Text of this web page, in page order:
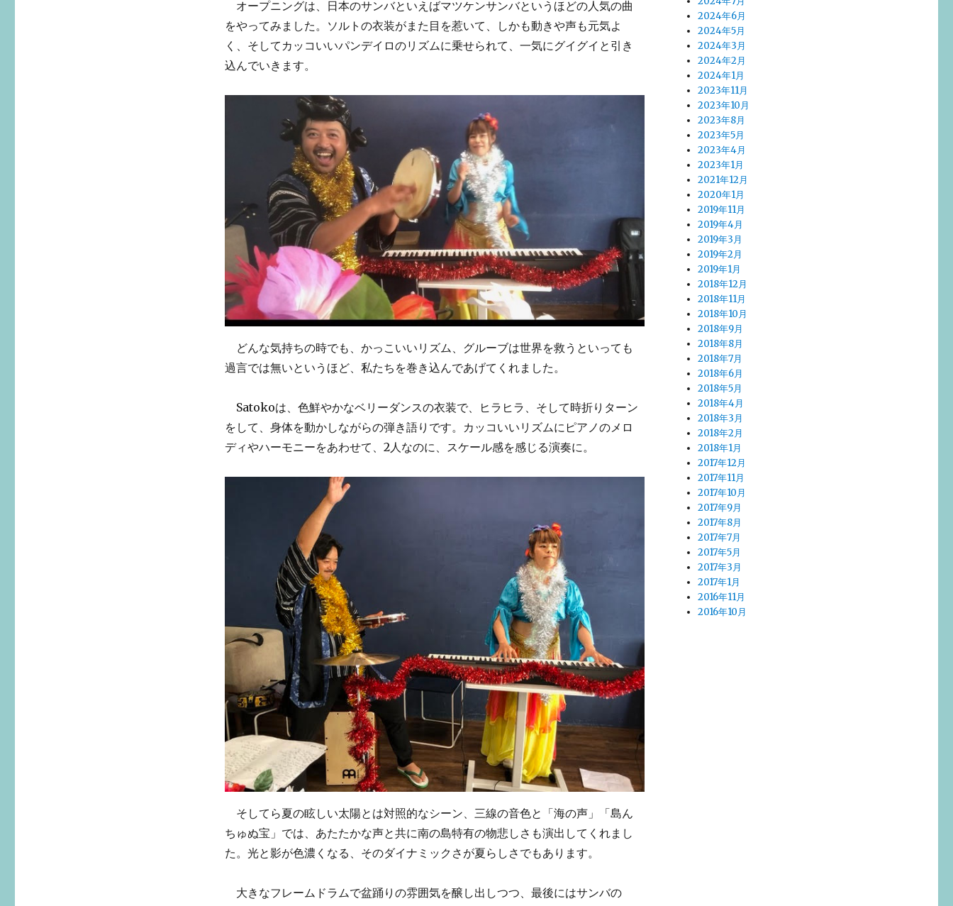
オープニングは、日本のサンバといえばマツケンサンバというほどの人気の曲
をやってみました。ソルトの衣装がまた目を惹いて、しかも動きや声も元気よ
く、そしてカッコいいパンデイロのリズムに乗せられて、一気にグイグイと引き
込んでいきます。
どんな気持ちの時でも、かっこいいリズム、グルーブは世界を救うといっても
過言では無いというほど、私たちを巻き込んであげてくれました。
Satokoは、色鮮やかなベリーダンスの衣装で、ヒラヒラ、そして時折りターン
をして、身体を動かしながらの弾き語りです。カッコいいリズムにピアノのメロ
ディやハーモニーをあわせて、2人なのに、スケール感を感じる演奏に。
そしてら夏の眩しい太陽とは対照的なシーン、三線の音色と「海の声」「島ん
ちゅぬ宝」では、あたたかな声と共に南の島特有の物悲しさも演出してくれまし
た。光と影が色濃くなる、そのダイナミックさが夏らしさでもあります。
大きなフレームドラムで盆踊りの雰囲気を醸し出しつつ、最後にはサンバの
2024年6月
2024年5月
2024年3月
2024年2月
2024年1月
2023年11月
2023年10月
2023年8月
2023年5月
2023年4月
2023年1月
2021年12月
2020年1月
2019年11月
2019年4月
2019年3月
2019年2月
2019年1月
2018年12月
2018年11月
2018年10月
2018年9月
2018年8月
2018年7月
2018年6月
2018年5月
2018年4月
2018年3月
2018年2月
2018年1月
2017年12月
2017年11月
2017年10月
2017年9月
2017年8月
2017年7月
2017年5月
2017年3月
2017年1月
2016年11月
2016年10月